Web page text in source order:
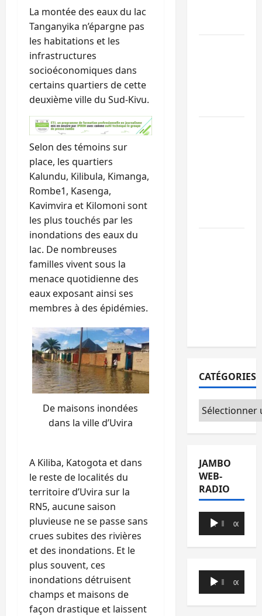
La montée des eaux du lac
Tanganyika n’épargne pas
les habitations et les
infrastructures
socioéconomiques dans
certains quartiers de cette
deuxième ville du Sud-Kivu.
Selon des témoins sur
place, les quartiers
Kalundu, Kilibula, Kimanga,
Rombe1, Kasenga,
Kavimvira et Kilomoni sont
les plus touchés par les
inondations des eaux du
lac. De nombreuses
familles vivent sous la
menace quotidienne des
eaux exposant ainsi ses
membres à des épidémies.
De maisons inondées
dans la ville d’Uvira
A Kiliba, Katogota et dans
le reste de localités du
territoire d’Uvira sur la
RN5, aucune saison
pluvieuse ne se passe sans
crues subites des rivières
et des inondations. Et le
plus souvent, ces
inondations détruisent
champs et maisons de
façon drastique et laissent
CATÉGORIES
Catégories
JAMBO
WEB-
RADIO
Lecteur
audio
00:00 00:00
Lecteur
audio
00:00 00:00